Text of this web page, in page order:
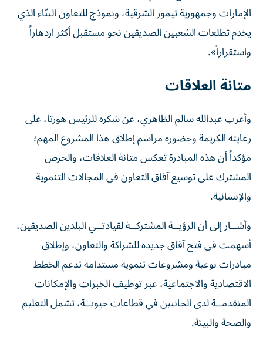
الإمارات وجمهورية تيمور الشرقية، ونموذج للتعاون البنّاء الذي
يخدم تطلعات الشعبين الصديقين نحو مستقبل أكثر ازدهاراً
واستقراراً».
متانة العلاقات
وأعرب عبدالله سالم الظاهري، عن شكره للرئيس هورتا، على
رعايته الكريمة وحضوره مراسم إطلاق هذا المشروع المهم؛
مؤكداً أن هذه المبادرة تعكس متانة العلاقات، والحرص
المشترك على توسيع آفاق التعاون في المجالات التنموية
والإنسانية.
وأشــار إلى أن الرؤيــة المشتركــة لقيادتــي البلدين الصديقين،
أسهمت في فتح آفاق جديدة للشراكة والتعاون، وإطلاق
مبادرات نوعية ومشروعات تنموية مستدامة تدعم الخطط
الاقتصادية والاجتماعية، عبر توظيف الخبرات والإمكانات
المتقدمــة لدى الجانبين في قطاعات حيويــة، تشمل التعليم
والصحة والبيئة.